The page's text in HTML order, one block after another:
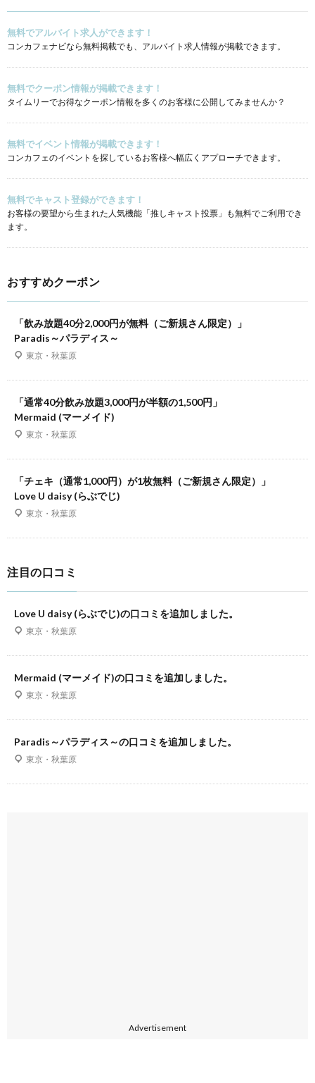
無料でアルバイト求人ができます！
コンカフェナビなら無料掲載でも、アルバイト求人情報が掲載できます。
無料でクーポン情報が掲載できます！
タイムリーでお得なクーポン情報を多くのお客様に公開してみませんか？
無料でイベント情報が掲載できます！
コンカフェのイベントを探しているお客様へ幅広くアプローチできます。
無料でキャスト登録ができます！
お客様の要望から生まれた人気機能「推しキャスト投票」も無料でご利用でき
ます。
おすすめクーポン
「飲み放題40分2,000円が無料（ご新規さん限定）」
Paradis～パラディス～
東京・秋葉原
「通常40分飲み放題3,000円が半額の1,500円」
Mermaid (マーメイド)
東京・秋葉原
「チェキ（通常1,000円）が1枚無料（ご新規さん限定）」
Love U daisy (らぶでじ)
東京・秋葉原
注目の口コミ
Love U daisy (らぶでじ)の口コミを追加しました。
東京・秋葉原
Mermaid (マーメイド)の口コミを追加しました。
東京・秋葉原
Paradis～パラディス～の口コミを追加しました。
東京・秋葉原
Advertisement